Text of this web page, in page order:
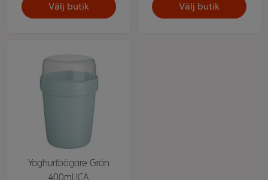
Välj butik Välj butik
Yoghurtbägare Grön
400ml ICA